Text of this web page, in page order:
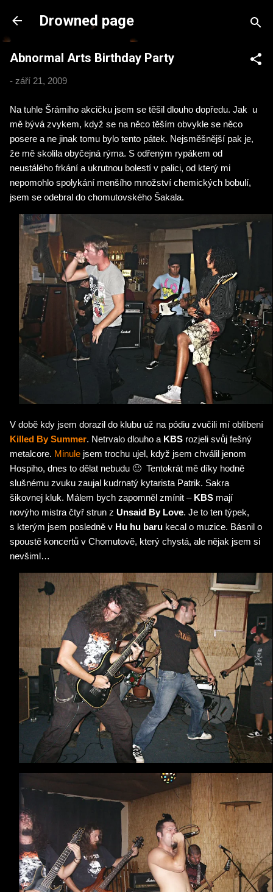
Přeskočit na hlavní obsah
Drowned page
Abnormal Arts Birthday Party
- září 21, 2009
Na tuhle Šrámiho akcičku jsem se těšil dlouho dopředu. Jak u
mě bývá zvykem, když se na něco těším obvykle se něco
posere a ne jinak tomu bylo tento pátek. Nejsměšnější pak je,
že mě skolila obyčejná rýma. S odřeným rypákem od
neustálého frkání a ukrutnou bolestí v palici, od který mi
nepomohlo spolykání menšího množství chemických bobulí,
jsem se odebral do chomutovského Šakala.
V době kdy jsem dorazil do klubu už na pódiu zvučili mí oblíbení
Killed By Summer. Netrvalo dlouho a KBS rozjeli svůj fešný
metalcore. Minule jsem trochu ujel, když jsem chválil jenom
Hospiho, dnes to dělat nebudu 🙂 Tentokrát mě díky hodně
slušnému zvuku zaujal kudrnatý kytarista Patrik. Sakra
šikovnej kluk. Málem bych zapomněl zmínit – KBS mají
novýho mistra čtyř strun z Unsaid By Love. Je to ten týpek,
s kterým jsem posledně v Hu hu baru kecal o muzice. Básnil o
spoustě koncertů v Chomutově, který chystá, ale nějak jsem si
nevšiml…